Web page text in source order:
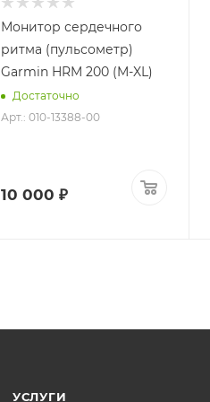
Монитор сердечного
ритма (пульсометр)
Garmin HRM 200 (M-XL)
Достаточно
Арт.: 010-13388-00
10 000 ₽
УСЛУГИ